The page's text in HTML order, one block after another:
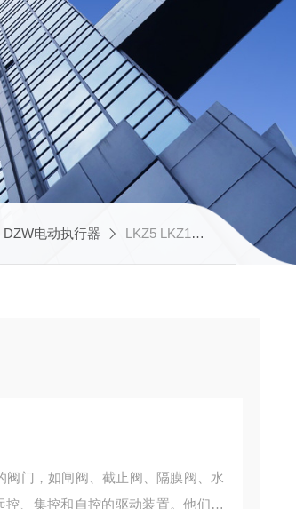
DZW电动执行器 LKZ5 LKZ10 LKZ15华控 多圈电子式电动执行器
门，如闸阀、截止阀、隔膜阀、水
、集控和自控的驱动装置。他们具